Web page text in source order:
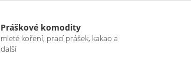
Práškové komodity
mleté koření, prací prášek, kakao a
další